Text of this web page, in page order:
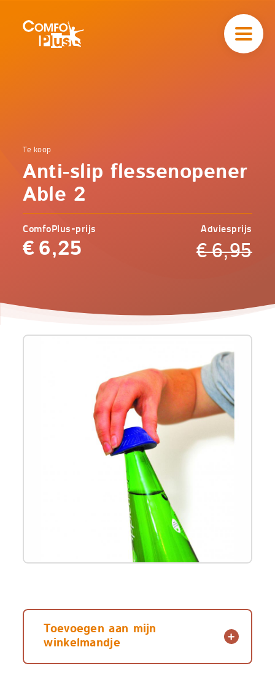
Home
Comfort
Anti-slip
flessenopener
Comfoplus
-
Te koop
Anti-slip flessenopener
Able 2
ComfoPlus-prijs
€ 6,25
Adviesprijs
€6,95
navigatieComfoPlus
Product
flessenopener
Toevoegen aan mijn
winkelmandje